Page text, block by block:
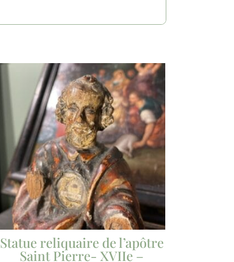
Statue reliquaire de l’apôtre
Saint Pierre- XVIIe –